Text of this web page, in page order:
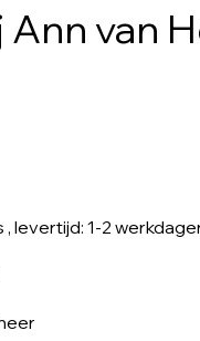
Ann van
, levertijd: 1-2